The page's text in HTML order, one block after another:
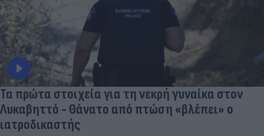
Τα πρώτα στοιχεία για τη νεκρή γυναίκα στον
Λυκαβηττό - Θάνατο από πτώση «βλέπει» ο
ιατροδικαστής